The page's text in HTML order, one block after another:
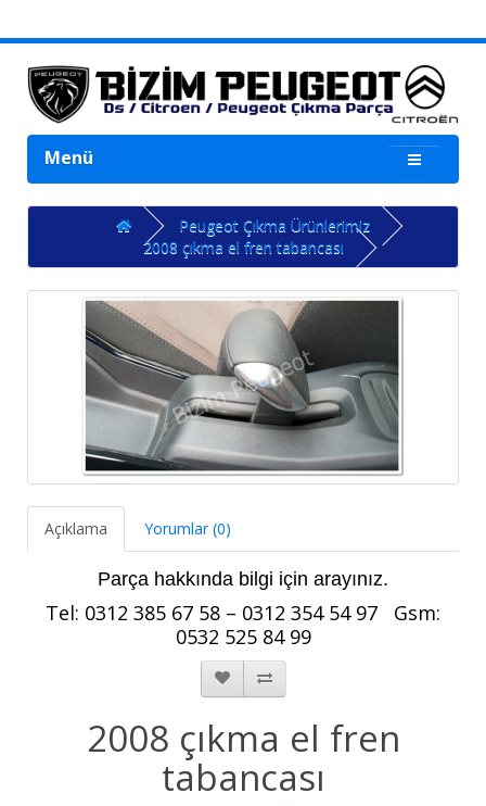
Menü
Peugeot Çıkma Ürünlerimiz
2008 çıkma el fren tabancası
Açıklama Yorumlar (0)
Parça hakkında bilgi için arayınız.
Tel: 0312 385 67 58 – 0312 354 54 97 Gsm:
0532 525 84 99
2008 çıkma el fren
tabancası